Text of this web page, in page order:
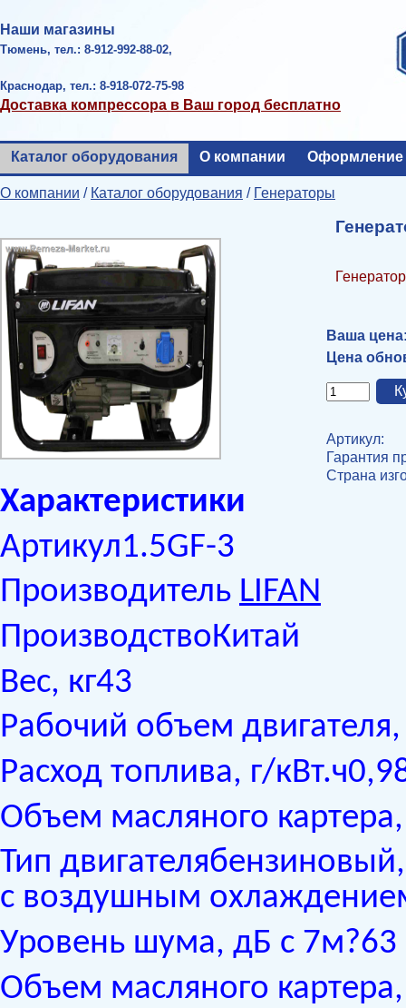
Наши магазины
Тюмень, тел.: 8-912-992-88-02,
Краснодар, тел.: 8-918-072-75-98
Доставка компрессора в Ваш город бесплатно
Каталог оборудования О компании Оформление
О компании / Каталог оборудования / Генераторы
Ваша
Цена
Артикул:
Гарантия
Страна
Характеристики
Артикул1.5GF-3
Производитель LIFAN
ПроизводствоКитай
Вес, кг43
Рабочий объем
Расход топлива, г/
Объем масляного
Тип
с воздушным
Уровень шума, дБ с 7м?63
Объем масляного